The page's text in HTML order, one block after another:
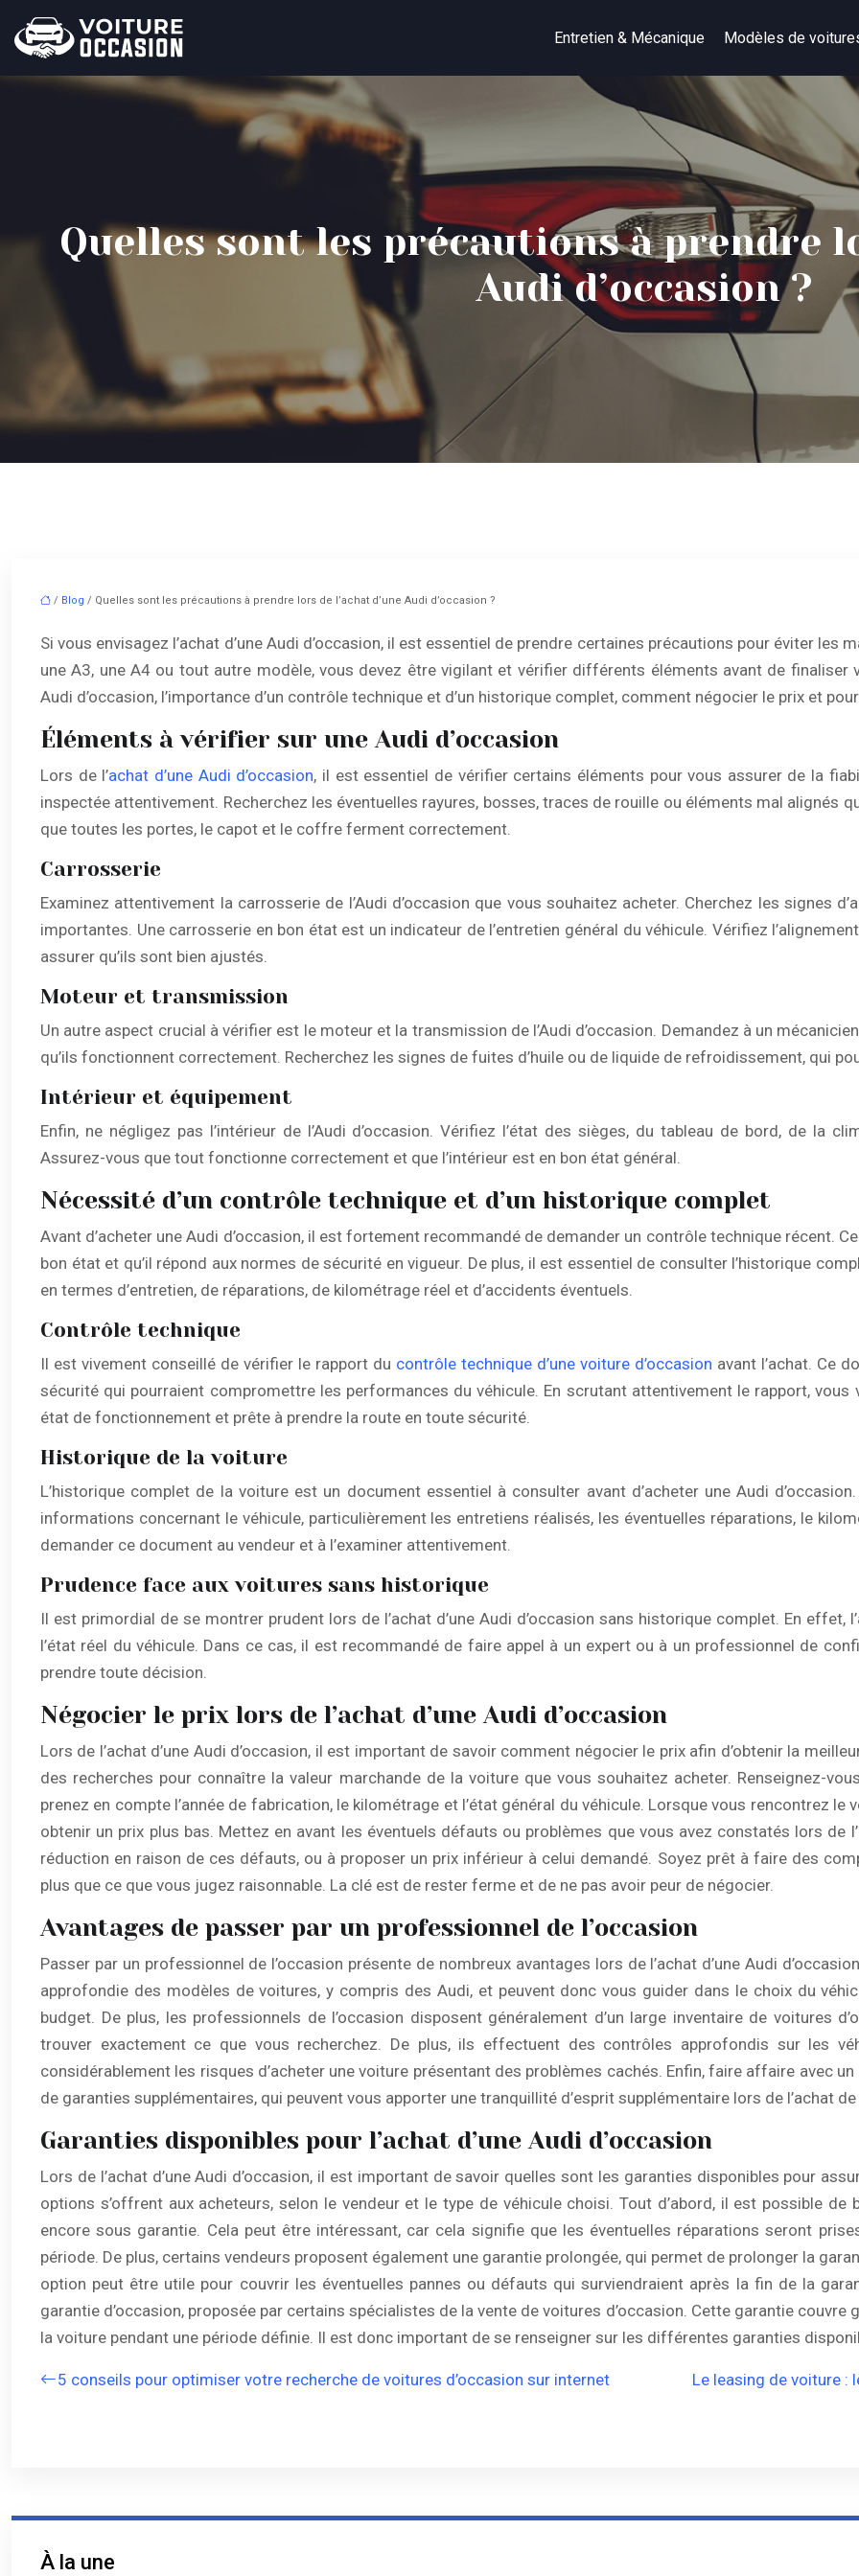
Entretien & Mécanique Modèles de
Quelles sont les précautions à prendre
Audi d’occasion ?
/ Blog / Quelles sont les précautions à prendre lors de l’achat d’une Audi d’occasion ?
Si vous envisagez l’achat d’une Audi d’occasion, il est essentiel de prendre certaines précautions pour éviter les
une A3, une A4 ou tout autre modèle, vous devez être vigilant et vérifier différents éléments avant de finaliser
Audi d’occasion, l’importance d’un contrôle technique et d’un historique complet, comment négocier le prix et
Éléments à vérifier sur une Audi d’occasion
Lors de l’achat d’une Audi d’occasion, il est essentiel de vérifier certains éléments pour vous assurer de la
inspectée attentivement. Recherchez les éventuelles rayures, bosses, traces de rouille ou éléments mal alignés
que toutes les portes, le capot et le coffre ferment correctement.
Carrosserie
Examinez attentivement la carrosserie de l’Audi d’occasion que vous souhaitez acheter. Cherchez les signes
importantes. Une carrosserie en bon état est un indicateur de l’entretien général du véhicule. Vérifiez
assurer qu’ils sont bien ajustés.
Moteur et transmission
Un autre aspect crucial à vérifier est le moteur et la transmission de l’Audi d’occasion. Demandez à un
qu’ils fonctionnent correctement. Recherchez les signes de fuites d’huile ou de liquide de refroidissement, qui
Intérieur et équipement
Enfin, ne négligez pas l’intérieur de l’Audi d’occasion. Vérifiez l’état des sièges, du tableau de bord, de la
Assurez-vous que tout fonctionne correctement et que l’intérieur est en bon état général.
Nécessité d’un contrôle technique et d’un historique complet
Avant d’acheter une Audi d’occasion, il est fortement recommandé de demander un contrôle technique récent.
bon état et qu’il répond aux normes de sécurité en vigueur. De plus, il est essentiel de consulter l’historique
en termes d’entretien, de réparations, de kilométrage réel et d’accidents éventuels.
Contrôle technique
Il est vivement conseillé de vérifier le rapport du contrôle technique d’une voiture d’occasion avant l’achat. Ce
sécurité qui pourraient compromettre les performances du véhicule. En scrutant attentivement le rapport, vous
état de fonctionnement et prête à prendre la route en toute sécurité.
Historique de la voiture
L’historique complet de la voiture est un document essentiel à consulter avant d’acheter une Audi
informations concernant le véhicule, particulièrement les entretiens réalisés, les éventuelles réparations, le
demander ce document au vendeur et à l’examiner attentivement.
Prudence face aux voitures sans historique
Il est primordial de se montrer prudent lors de l’achat d’une Audi d’occasion sans historique complet. En effet,
l’état réel du véhicule. Dans ce cas, il est recommandé de faire appel à un expert ou à un professionnel de
prendre toute décision.
Négocier le prix lors de l’achat d’une Audi d’occasion
Lors de l’achat d’une Audi d’occasion, il est important de savoir comment négocier le prix afin d’obtenir la
des recherches pour connaître la valeur marchande de la voiture que vous souhaitez acheter. Renseignez-
prenez en compte l’année de fabrication, le kilométrage et l’état général du véhicule. Lorsque vous rencontrez
obtenir un prix plus bas. Mettez en avant les éventuels défauts ou problèmes que vous avez constatés lors de
réduction en raison de ces défauts, ou à proposer un prix inférieur à celui demandé. Soyez prêt à faire des
plus que ce que vous jugez raisonnable. La clé est de rester ferme et de ne pas avoir peur de négocier.
Avantages de passer par un professionnel de l’occasion
Passer par un professionnel de l’occasion présente de nombreux avantages lors de l’achat d’une Audi
approfondie des modèles de voitures, y compris des Audi, et peuvent donc vous guider dans le choix du
budget. De plus, les professionnels de l’occasion disposent généralement d’un large inventaire de voitures
trouver exactement ce que vous recherchez. De plus, ils effectuent des contrôles approfondis sur les
considérablement les risques d’acheter une voiture présentant des problèmes cachés. Enfin, faire affaire avec
de garanties supplémentaires, qui peuvent vous apporter une tranquillité d’esprit supplémentaire lors de l’achat
Garanties disponibles pour l’achat d’une Audi d’occasion
Lors de l’achat d’une Audi d’occasion, il est important de savoir quelles sont les garanties disponibles pour
options s’offrent aux acheteurs, selon le vendeur et le type de véhicule choisi. Tout d’abord, il est possible
encore sous garantie. Cela peut être intéressant, car cela signifie que les éventuelles réparations seront
période. De plus, certains vendeurs proposent également une garantie prolongée, qui permet de prolonger la
option peut être utile pour couvrir les éventuelles pannes ou défauts qui surviendraient après la fin de la
garantie d’occasion, proposée par certains spécialistes de la vente de voitures d’occasion. Cette garantie
la voiture pendant une période définie. Il est donc important de se renseigner sur les différentes garanties
5 conseils pour optimiser votre recherche de voitures d’occasion sur internet Le leasing de voiture :
À la une